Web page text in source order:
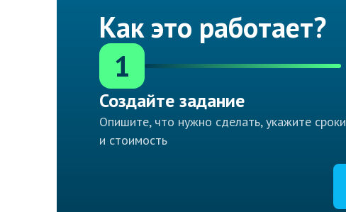
Как это работает?
1
Создайте задание
Опишите, что нужно сделать, укажите сроки
и стоимость